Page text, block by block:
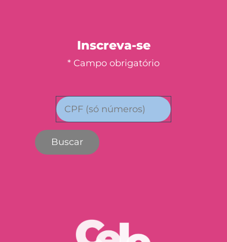
Inscreva-se
* Campo obrigatório
Buscar